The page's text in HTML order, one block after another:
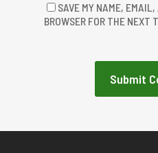
SAVE MY NAME,
BROWSER FOR THE NEXT